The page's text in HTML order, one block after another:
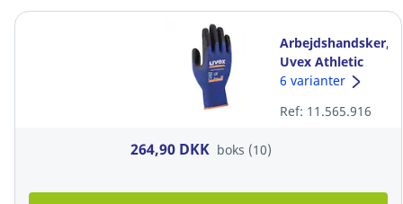
Arbejdshandsker,
Uvex Athletic
Lite 60027, str. 8,
6 varianter
Ref: 11.565.916
264,90 DKK boks (10)